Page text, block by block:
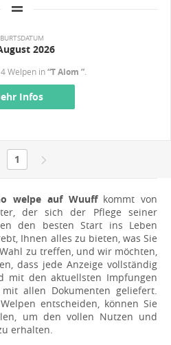
2026
Welpen in“T Alom ”.
Infos
1
welpe auf Wuuffkommt von
der sich der Pflege seiner
den besten Start ins Leben
Ihnen alles zu bieten, was Sie
zu treffen, und wir möchten,
dass jede Anzeige vollständig
mit den aktuellsten Impfungen
allen Dokumenten geliefert.
entscheiden, können Sie
um den vollen Nutzen und
erhalten.